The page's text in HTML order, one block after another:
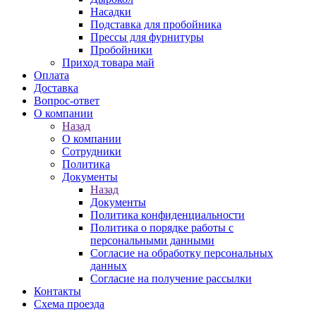
Насадки
Подставка для пробойника
Прессы для фурнитуры
Пробойники
Приход товара май
Оплата
Доставка
Вопрос-ответ
О компании
Назад
О компании
Сотрудники
Политика
Документы
Назад
Документы
Политика конфиденциальности
Политика о порядке работы с
персональными данными
Согласие на обработку персональных
данных
Согласие на получение рассылки
Контакты
Схема проезда